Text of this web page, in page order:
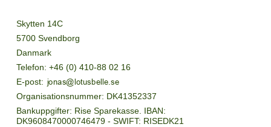
Skytten 14C
5700 Svendborg
Danmark
Telefon: +46 (0) 410-88 02 16
E-post:
Organisationsnummer: DK41352337
Bankuppgifter: Rise Sparekasse. IBAN:
DK9608470000746479 - SWIFT: RISEDK21